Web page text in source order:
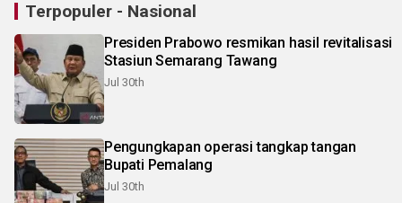
Terpopuler - Nasional
Presiden Prabowo resmikan hasil revitalisasi
Stasiun Semarang Tawang
Jul 30th
Pengungkapan operasi tangkap tangan
Bupati Pemalang
Jul 30th